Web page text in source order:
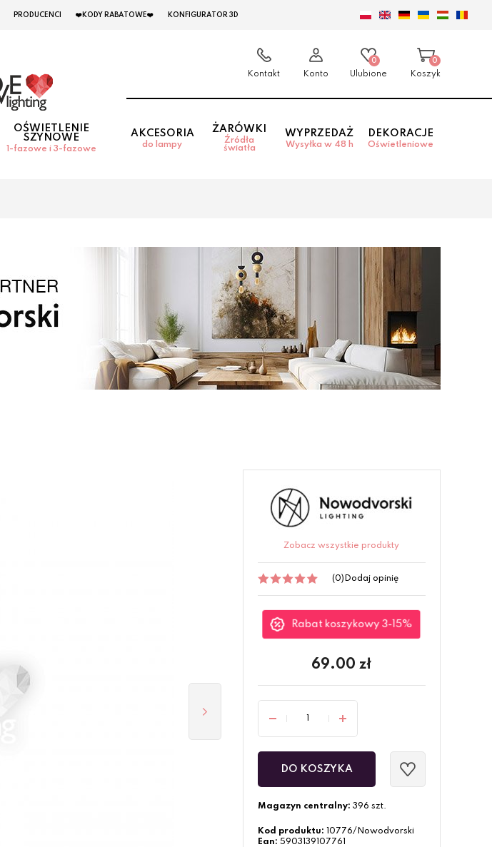
PRODUCENCI ❤️KODY RABATOWE❤️ KONFIGURATOR 3D
Kontakt Konto
0
Ulubione
0
Koszyk
OŚWIETLENIE
SZYNOWE
1-fazowe i 3-fazowe
AKCESORIA
do lampy
ŻARÓWKI
Źródła
światła
WYPRZEDAŻ
Wysyłka w 48 h
DEKORACJE
Oświetleniowe
Zobacz wszystkie produkty
(0) Dodaj opinię
Rabat koszykowy 3-15%
69.00 zł
DO KOSZYKA
Magazyn centralny: 396 szt.
Kod produktu:
10776/Nowodvorski
Ean: 5903139107761